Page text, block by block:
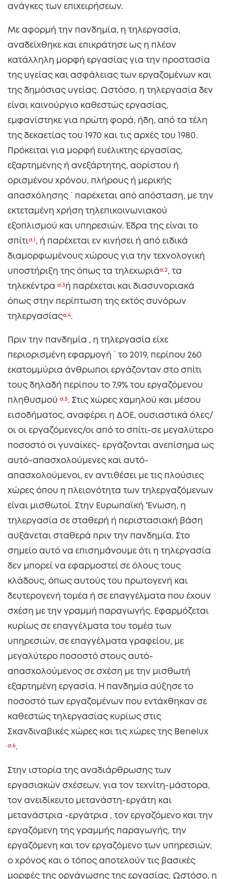
ανάγκες των επιχειρήσεων.
Με αφορμή την πανδημία, η τηλεργασία,
αναδείχθηκε και επικράτησε ως η πλέον
κατάλληλη μορφή εργασίας για την προστασία
της υγείας και ασφάλειας των εργαζομένων και
της δημόσιας υγείας. Ωστόσο, η τηλεργασία δεν
είναι καινούργιο καθεστώς εργασίας,
εμφανίστηκε για πρώτη φορά, ήδη, από τα τέλη
της δεκαετίας του 1970 και τις αρχές του 1980.
Πρόκειται για μορφή ευέλικτης εργασίας,
εξαρτημένης ή ανεξάρτητης, αορίστου ή
ορισμένου χρόνου, πλήρους ή μερικής
απασχόλησης ˙ παρέχεται από απόσταση, με την
εκτεταμένη χρήση τηλεπικοινωνιακού
εξοπλισμού και υπηρεσιών. Έδρα της είναι το
σπίτισ.1 , ή παρέχεται εν κινήσει ή από ειδικά
διαμορφωμένους χώρους για την τεχνολογική
υποστήριξη της όπως τα τηλεχωριά σ.2 , τα
τηλεκέντρα σ.3 ή παρέχεται και διασυνοριακά
όπως στην περίπτωση της εκτός συνόρων
τηλεργασίαςσ.4.
Πριν την πανδημία , η τηλεργασία είχε
περιορισμένη εφαρμογή ˙ το 2019, περίπου 260
εκατομμύρια άνθρωποι εργάζονταν στο σπίτι
τους δηλαδή περίπου το 7,9% του εργαζόμενου
πληθυσμού σ.5. Στις χώρες χαμηλού και μέσου
εισοδήματος, αναφέρει η ΔΟΕ, ουσιαστικά όλες/
οι οι εργαζόμενες/οι από το σπίτι-σε μεγαλύτερο
ποσοστό οι γυναίκες- εργάζονται ανεπίσημα ως
αυτό-απασχολούμενες και αυτό-
απασχολούμενοι, εν αντιθέσει με τις πλούσιες
χώρες όπου η πλειονότητα των τηλεργαζόμενων
είναι μισθωτοί. Στην Ευρωπαϊκή ‘Ένωση, η
τηλεργασία σε σταθερή ή περιστασιακή βάση
αυξάνεται σταθερά πριν την πανδημία. Στο
σημείο αυτό να επισημάνουμε ότι η τηλεργασία
δεν μπορεί να εφαρμοστεί σε όλους τους
κλάδους, όπως αυτούς του πρωτογενή και
δευτερογενή τομέα ή σε επαγγέλματα που έχουν
σχέση με την γραμμή παραγωγής. Εφαρμόζεται
κυρίως σε επαγγέλματα του τομέα των
υπηρεσιών, σε επαγγέλματα γραφείου, με
μεγαλύτερο ποσοστό στους αυτό-
απασχολούμενος σε σχέση με την μισθωτή
εξαρτημένη εργασία. Η πανδημία αύξησε το
ποσοστό των εργαζομένων που εντάχθηκαν σε
καθεστώς τηλεργασίας κυρίως στις
Σκανδιναβικές χώρες και τις χώρες της Benelux
σ.6.
Στην ιστορία της αναδιάρθρωσης των
εργασιακών σχέσεων, για τον τεχνίτη-μάστορα,
τον ανειδίκευτο μετανάστη-εργάτη και
μετανάστρια -εργάτρια , τον εργαζόμενο και την
εργαζόμενη της γραμμής παραγωγής, την
εργαζόμενη και τον εργαζόμενο των υπηρεσιών,
ο χρόνος και ο τόπος αποτελούν τις βασικές
μορφές της οργάνωσης της εργασίας. Ωστόσο, η